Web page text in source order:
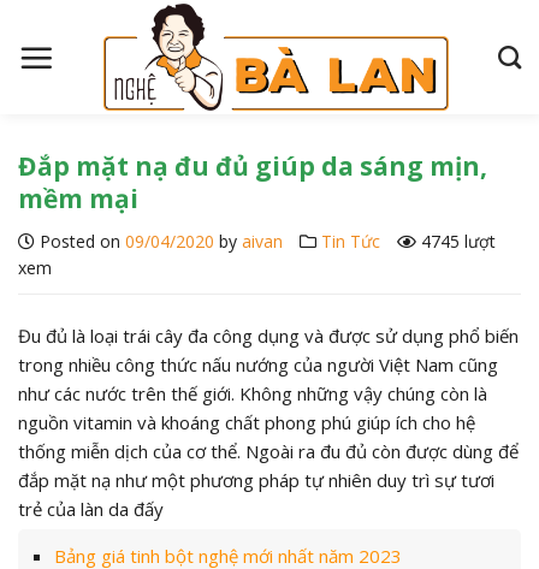
Đắp mặt nạ đu đủ giúp da sáng mịn,
mềm mại
Posted on 09/04/2020 by aivan Tin Tức
4745 lượt
xem
Đu đủ là loại trái cây đa công dụng và được sử dụng phổ biến
trong nhiều công thức nấu nướng của người Việt Nam cũng
như các nước trên thế giới. Không những vậy chúng còn là
nguồn vitamin và khoáng chất phong phú giúp ích cho hệ
thống miễn dịch của cơ thể. Ngoài ra đu đủ còn được dùng để
đắp mặt nạ như một phương pháp tự nhiên duy trì sự tươi
trẻ của làn da đấy
Bảng giá tinh bột nghệ mới nhất năm 2023